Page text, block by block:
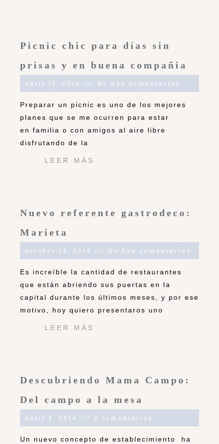
Picnic chic para días sin
prisas y en buena compañia
abril 15, 2016 No hay comentarios
Preparar un picnic es uno de los mejores
planes que se me ocurren para estar
en familia o con amigos al aire libre
disfrutando de la
LEER MÁS
Nuevo referente gastrodeco:
Marieta
octubre 14, 2014 No hay comentarios
Es increíble la cantidad de restaurantes
que están abriendo sus puertas en la
capital durante los últimos meses, y por ese
motivo, hoy quiero presentaros uno
LEER MÁS
Descubriendo Mama Campo:
Del campo a la mesa
abril 8, 2014 2 comentarios
Un nuevo concepto de establecimiento ha